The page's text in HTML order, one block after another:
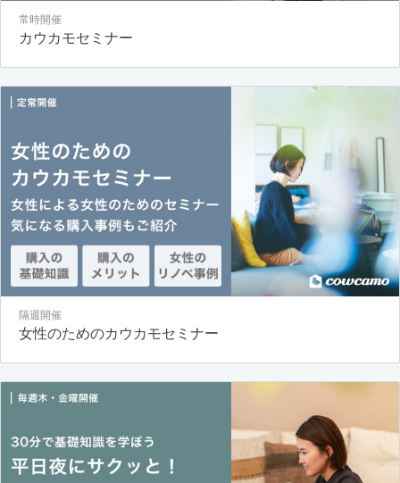
常時開催
カウカモセミナー
隔週開催
女性のためのカウカモセミナー